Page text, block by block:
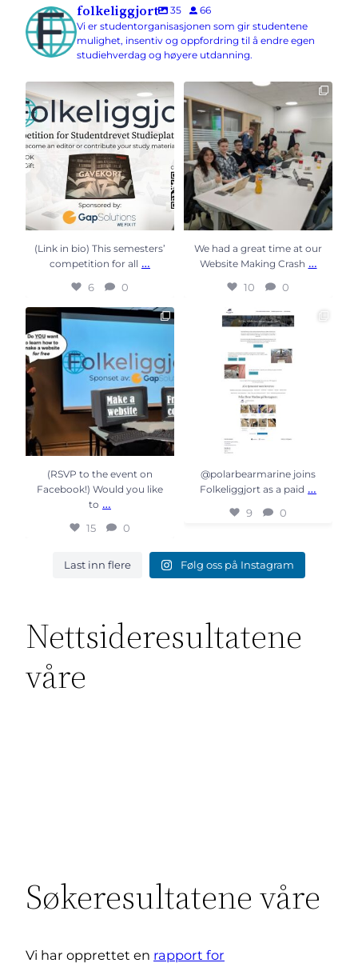
folkeliggjort 35
66
Vi er studentorganisasjonen som gir studentene
mulighet, insentiv og oppfordring til å endre egen
studiehverdag og høyere utdanning.
(Link in bio) This semesters’
competition for all ...
6 0
(Link in bio) This semesters’
competition for all …
6 0
We had a great time at our
Website Making Crash
10 0
We had a great time at our
Website Making Crash …
10 0
(RSVP to the event on
Facebook!) Would you like to
15 0
(RSVP to the event on
Facebook!) Would you like
to …
15 0
@polarbearmarine joins
Folkeliggjort as a paid
9 0
@polarbearmarine joins
Folkeliggjort as a paid …
9 0
Last inn flere Følg oss på Instagram
Nettsideresultatene
våre
Søkeresultatene våre
Vi har opprettet en rapport for